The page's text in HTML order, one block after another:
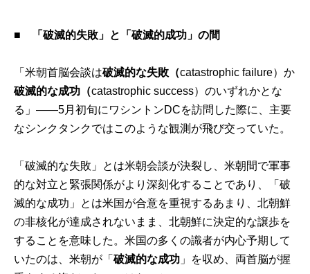
■ 「破滅的失敗」と「破滅的成功」の間
「米朝首脳会談は破滅的な失敗 （catastrophic failure）か
破滅的な成功 （catastrophic success）のいずれかとな
る」――5月初旬にワシントンDCを訪問した際に、主要
なシンクタンクではこのような観測が飛び交っていた。
「破滅的な失敗」とは米朝会談が決裂し、米朝間で軍事
的な対立と緊張関係がより深刻化することであり、「破
滅的な成功」とは米国が合意を重視するあまり、北朝鮮
の非核化が達成されないまま、北朝鮮に決定的な譲歩を
することを意味した。米国の多くの識者が内心予期して
いたのは、米朝が「破滅的な成功 」を収め、両首脳が握